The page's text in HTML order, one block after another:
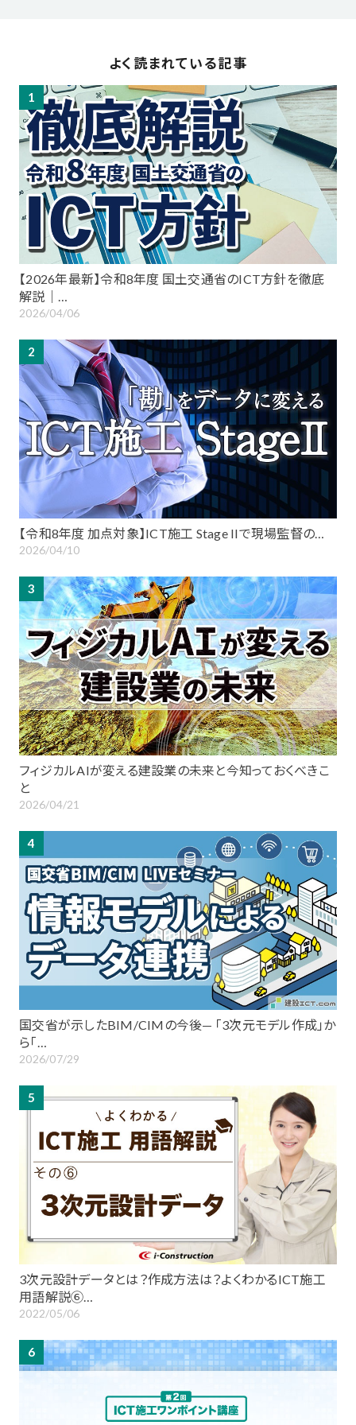
よく読まれている記事
1
【2026年最新】令和8年度 国土交通省のICT方針を徹底
解説｜…
2026/04/06
2
【令和8年度 加点対象】ICT施工 Stage IIで現場監督の…
2026/04/10
3
フィジカルAIが変える建設業の未来と今知っておくべきこ
と
2026/04/21
4
国交省が示したBIM/CIMの今後— 「3次元モデル作成」か
ら「…
2026/07/29
5
3次元設計データとは？作成方法は？よくわかるICT施工
用語解説⑥…
2022/05/06
6